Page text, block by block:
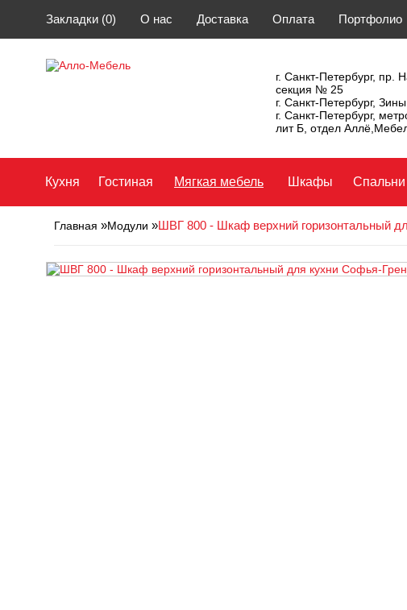
Закладки (0) О нас Доставка Оплата Портфолио
г. Санкт-Петербург, пр.
секция № 25
г. Санкт-Петербург,
г. Санкт-Петербург,
лит Б, отдел
Кухня Гостиная Мягкая мебель Шкафы Спальни
Главная »Модули »ШВГ 800 - Шкаф верхний горизонтальный